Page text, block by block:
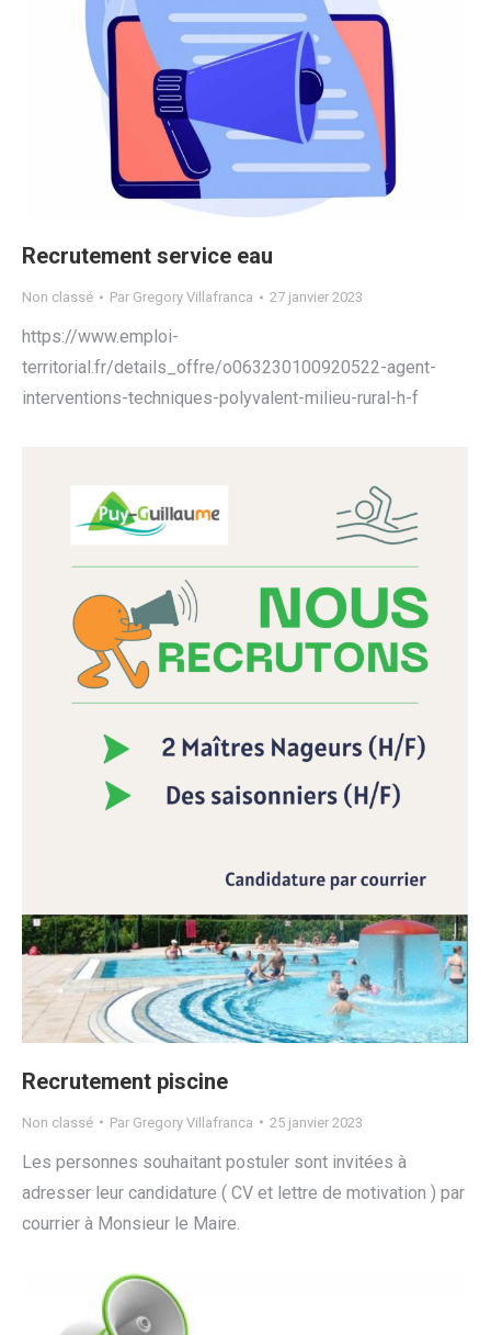
Recrutement service eau
Non classé Par Gregory Villafranca 27 janvier 2023
https://www.emploi-
territorial.fr/details_offre/o063230100920522-agent-
interventions-techniques-polyvalent-milieu-rural-h-f
Recrutement piscine
Non classé Par Gregory Villafranca 25 janvier 2023
Les personnes souhaitant postuler sont invitées à
adresser leur candidature ( CV et lettre de motivation ) par
courrier à Monsieur le Maire.